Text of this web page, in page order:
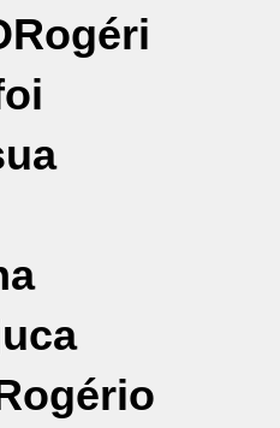
Rogéri